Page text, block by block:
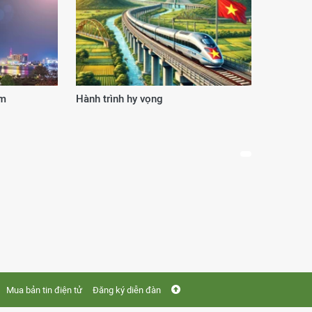
trị
Đấu thầu qua mạng: Thích ứng để
Mua bản tin điện tử Đăng ký diễn đàn